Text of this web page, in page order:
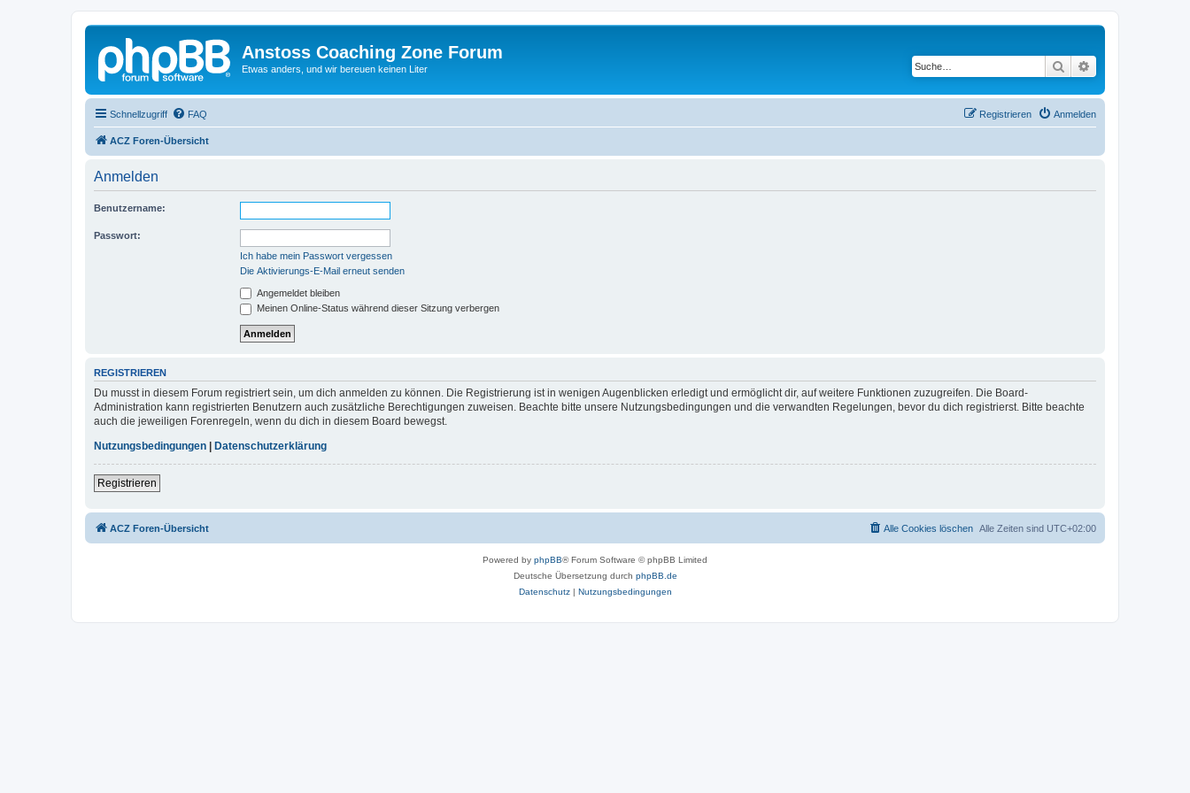
Anstoss Coaching Zone Forum
Etwas anders, und wir bereuen keinen Liter Suche
Schnellzugriff FAQ Anmelden
Registrieren
ACZ Foren-Übersicht
Anmelden
Benutzername:
Passwort:
Ich habe mein Passwort vergessen
Die Aktivierungs-E-Mail erneut senden
Angemeldet bleiben
Meinen Online-Status während dieser Sitzung verbergen
REGISTRIEREN
Du musst in diesem Forum registriert sein, um dich anmelden zu können. Die Registrierung ist in wenigen Augenblicken erledigt und ermöglicht dir, auf weitere Funktionen zuzugreifen. Die Board-
Administration kann registrierten Benutzern auch zusätzliche Berechtigungen zuweisen. Beachte bitte unsere Nutzungsbedingungen und die verwandten Regelungen, bevor du dich registrierst. Bitte beachte
auch die jeweiligen Forenregeln, wenn du dich in diesem Board bewegst.
Nutzungsbedingungen
Datenschutzerklärung
Registrieren
ACZ Foren-Übersicht Alle Zeiten sind UTC+02:00
Alle Cookies löschen
Powered by phpBB® Forum Software © phpBB Limited
Deutsche Übersetzung durch phpBB.de
Datenschutz| Nutzungsbedingungen